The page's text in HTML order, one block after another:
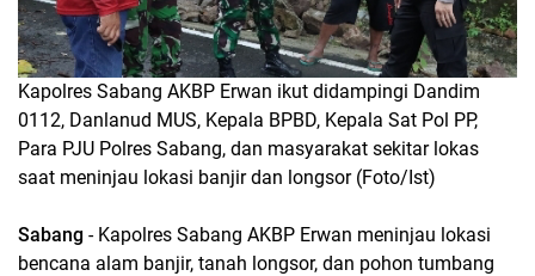
Kapolres Sabang AKBP Erwan ikut didampingi Dandim
0112, Danlanud MUS, Kepala BPBD, Kepala Sat Pol PP,
Para PJU Polres Sabang, dan masyarakat sekitar lokas
saat meninjau lokasi banjir dan longsor (Foto/Ist)
Sabang - Kapolres Sabang AKBP Erwan meninjau lokasi
bencana alam banjir, tanah longsor, dan pohon tumbang